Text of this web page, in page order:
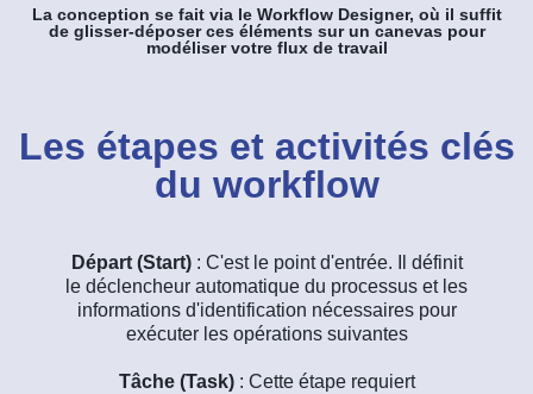
La conception se fait via le Workflow Designer, où il suffit
de glisser-déposer ces éléments sur un canevas pour
modéliser votre flux de travail
Les étapes et activités clés
du workflow
Départ (Start): C'est le point d'entrée. Il définit
le déclencheur automatique du processus et les
informations d'identification nécessaires pour
exécuter les opérations suivantes
Tâche (Task) : Cette étape requiert